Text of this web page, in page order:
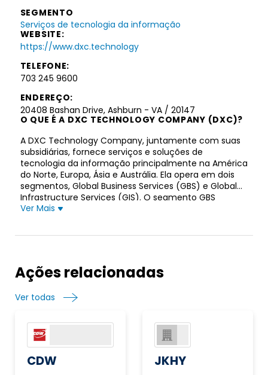
SEGMENTO
Serviços de tecnologia da informação
WEBSITE:
https://www.dxc.technology
TELEFONE:
703 245 9600
ENDEREÇO:
20408 Bashan Drive, Ashburn - VA / 20147
O QUE É A DXC TECHNOLOGY COMPANY (DXC)?
A DXC Technology Company, juntamente com suas
subsidiárias, fornece serviços e soluções de
tecnologia da informação principalmente na América
do Norte, Europa, Ásia e Austrália. Ela opera em dois
segmentos, Global Business Services (GBS) e Global
Infrastructure Services (GIS). O segmento GBS
oferece um portfólio de serviços analíticos e um
software, consultoria e análise de dados que
permitem que as empresas executem e gerenciem
operações e desenvolvam novas formas de fazer
métodos para acelerar a criação, modernização,
entrega e manutenção de aplicativos seguros,
permitindo que os clientes inovem mais
rapidamente, reduzindo o risco, o tempo de
lançamento no mercado e o custo total de
Ver Mais
Ações relacionadas
Ver todas
CDW JKHY